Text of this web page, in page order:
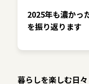
2025年も濃かっ
を振り返ります
暮らしを楽しむ日